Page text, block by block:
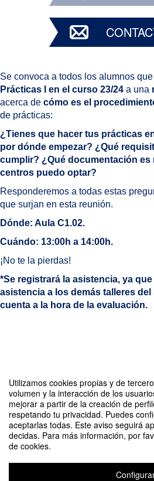
Utilizamos cookies propias y de
volumen y la interacción de los
mejorar a partir de la creación de
respetando tu privacidad. Puedes
aceptarlas todas. Este aviso seguirá
decidas. Para más información, por
de cookies.
Se convoca a todos los alumnos
Prácticas I en el curso 23/24 a una
acerca de cómo es el
de prácticas:
¿Tienes que hacer tus prácticas
por dónde empezar? ¿Qué
cumplir? ¿Qué documentación es
centros puedo optar?
Responderemos a todas estas
que surjan en esta reunión.
Dónde: Aula C1.02.
Cuándo: 13:00h a 14:00h.
¡No te la pierdas!
*Se registrará la asistencia, ya
asistencia a los demás talleres del
cuenta a la hora de la evaluación.
Sesión Informativa: Procedimiento de
Organizado por